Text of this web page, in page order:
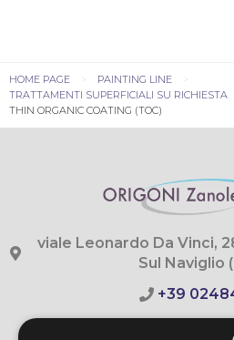
HOME PAGE
PAINTING LINE
TRATTAMENTI SUPERFICIALI SU RICHIESTA
THIN ORGANIC COATING (TOC)
viale Leonardo Da Vinci,
Sul Naviglio
+39